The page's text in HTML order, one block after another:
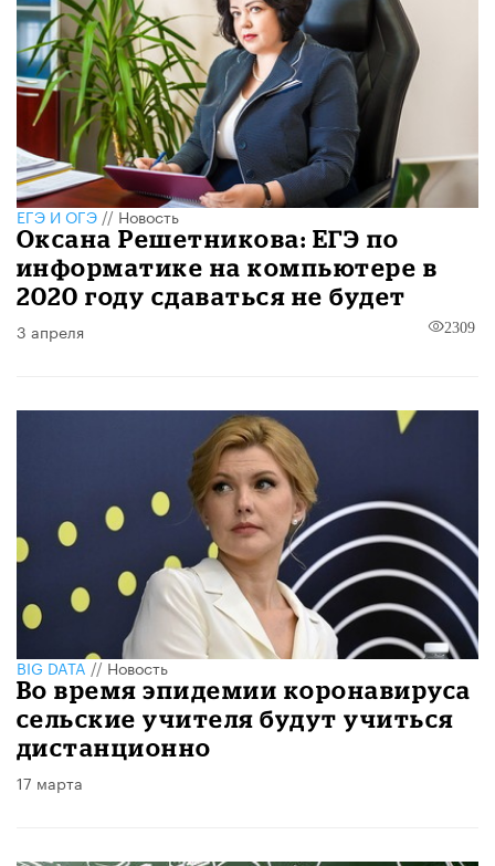
ЕГЭ И ОГЭ//Новость
Оксана Решетникова: ЕГЭ по
информатике на компьютере в
2020 году сдаваться не будет
3 апреля 2309
BIG DATA//Новость
​Во время эпидемии коронавируса
сельские учителя будут учиться
дистанционно
17 марта